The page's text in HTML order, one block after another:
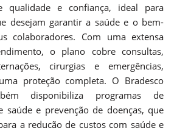
qualidade e confiança, ideal para
desejam garantir a saúde e o bem-
colaboradores. Com uma extensa
o plano cobre consultas,
cirurgias e emergências,
proteção completa. O Bradesco
disponibiliza programas de
saúde e prevenção de doenças, que
a redução de custos com saúde e